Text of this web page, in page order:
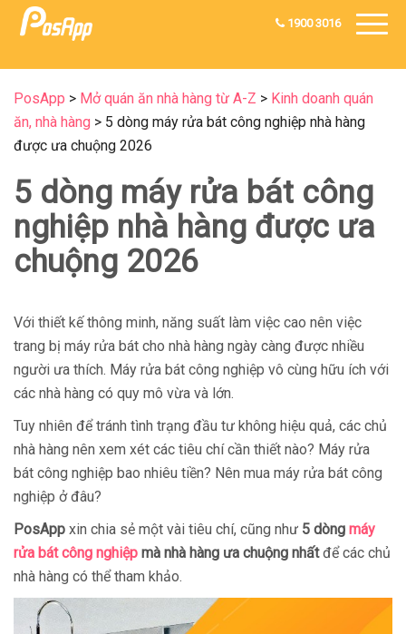
1900 3016
PosApp > Mở quán ăn nhà hàng từ A-Z > Kinh doanh quán
ăn, nhà hàng > 5 dòng máy rửa bát công nghiệp nhà hàng
được ưa chuộng 2026
5 dòng máy rửa bát công
nghiệp nhà hàng được ưa
chuộng 2026
Với thiết kế thông minh, năng suất làm việc cao nên việc
trang bị máy rửa bát cho nhà hàng ngày càng được nhiều
người ưa thích. Máy rửa bát công nghiệp vô cùng hữu ích với
các nhà hàng có quy mô vừa và lớn.
Tuy nhiên để tránh tình trạng đầu tư không hiệu quả, các chủ
nhà hàng nên xem xét các tiêu chí cần thiết nào? Máy rửa
bát công nghiệp bao nhiêu tiền? Nên mua máy rửa bát công
nghiệp ở đâu?
PosApp xin chia sẻ một vài tiêu chí, cũng như 5 dòng máy
rửa bát công nghiệp mà nhà hàng ưa chuộng nhấtđể các chủ
nhà hàng có thể tham khảo.